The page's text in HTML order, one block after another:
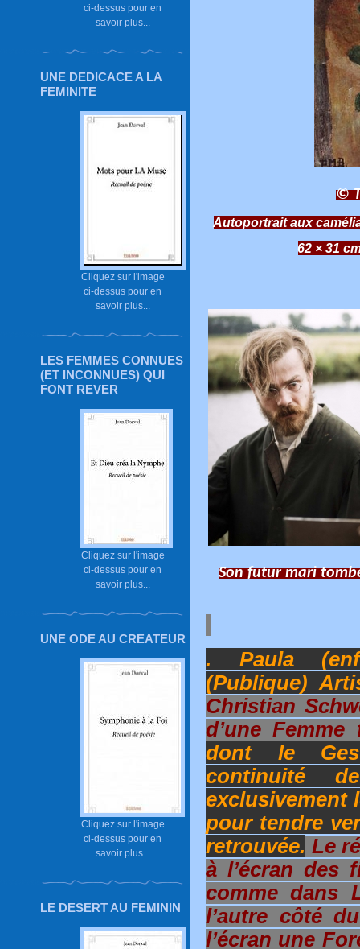
ci-dessus pour en
savoir plus...
UNE DEDICACE A LA
FEMINITE
Cliquez sur l'image
ci-dessus pour en
savoir plus...
LES FEMMES CONNUES
(ET INCONNUES) QUI
FONT REVER
Cliquez sur l'image
ci-dessus pour en
savoir plus...
UNE ODE AU CREATEUR
Cliquez sur l'image
ci-dessus pour en
savoir plus...
LE DESERT AU FEMININ
©
Autoportrait aux
62 × 31
Son futur mari
. Paula
(Publique)
Christian
d’une
dont le
continuité
exclusivement
pour tendre
retrouvée. Le
à l’écran des
comme dans
l’autre côté
l’écran une